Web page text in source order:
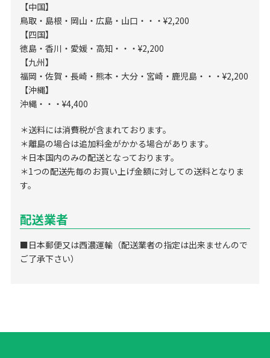
【中国】
鳥取・島根・岡山・広島・山口・・・¥2,200
【四国】
徳島・香川・愛媛・高知・・・¥2,200
【九州】
福岡・佐賀・長崎・熊本・大分・宮崎・鹿児島・・・¥2,200
【沖縄】
沖縄・・・¥4,400
＊送料には消費税が含まれております。
＊離島の場合は追加料金がかかる場合があります。
＊日本国内のみの配送となっております。
＊1つの配送先毎のお買い上げ金額に対しての送料となりま
す。
配送業者
■日本郵便又は西濃運輸（配送業者の指定は出来ませんので
ご了承下さい）